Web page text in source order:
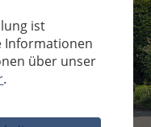
ist
Informationen
über unser
.